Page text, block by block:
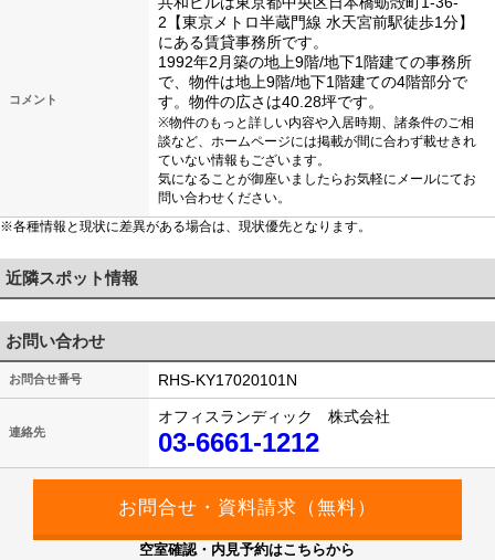
コメント
2【東京メトロ半蔵門線 水天宮前駅徒歩1分】
にある賃貸事務所です。
1992年2月築の地上9階/地下1階建ての事務所
で、物件は地上9階/地下1階建ての4階部分で
す。物件の広さは40.28坪です。
※物件のもっと詳しい内容や入居時期、諸条件のご相
談など、ホームページには掲載が間に合わず載せきれ
ていない情報もございます。
気になることが御座いましたらお気軽にメールにてお
問い合わせください。
※各種情報と現状に差異がある場合は、現状優先となります。
近隣スポット情報
お問い合わせ
お問合せ番号 RHS-KY17020101N
連絡先
オフィスランディック 株式会社
03-6661-1212
空室確認・内見予約はこちらから